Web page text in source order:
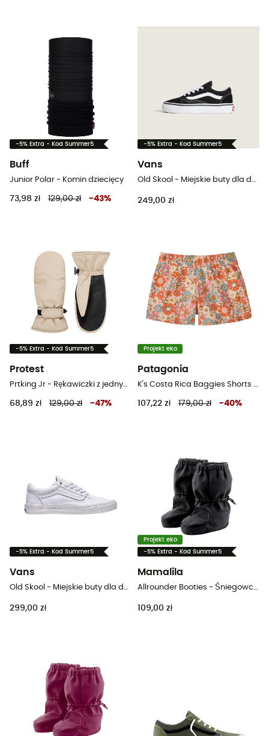
-5% Extra - Kod Summer5
Buff
Junior Polar - Komin dziecięcy
73,98 zł 129,00 zł -43%
-5% Extra - Kod Summer5
Vans
249,00 zł
-5% Extra - Kod Summer5
Protest
68,89 zł 129,00 zł -47%
Projekt eko
Patagonia
107,22 zł 179,00 zł -40%
-5% Extra - Kod Summer5
Vans
299,00 zł
Projekt eko
-5% Extra - Kod Summer5
Mamalila
109,00 zł